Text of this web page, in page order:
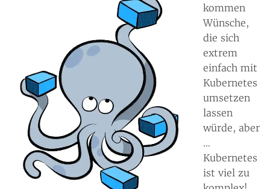
kommen
Wünsche,
die sich
extrem
einfach mit
Kubernetes
umsetzen
lassen
würde, aber
…​
Kubernetes
ist viel zu